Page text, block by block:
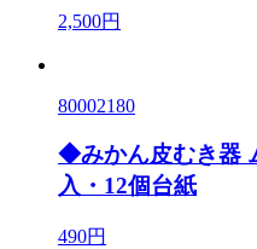
2,500円
80002180
◆みかん皮むき器
入・12個台紙
490円